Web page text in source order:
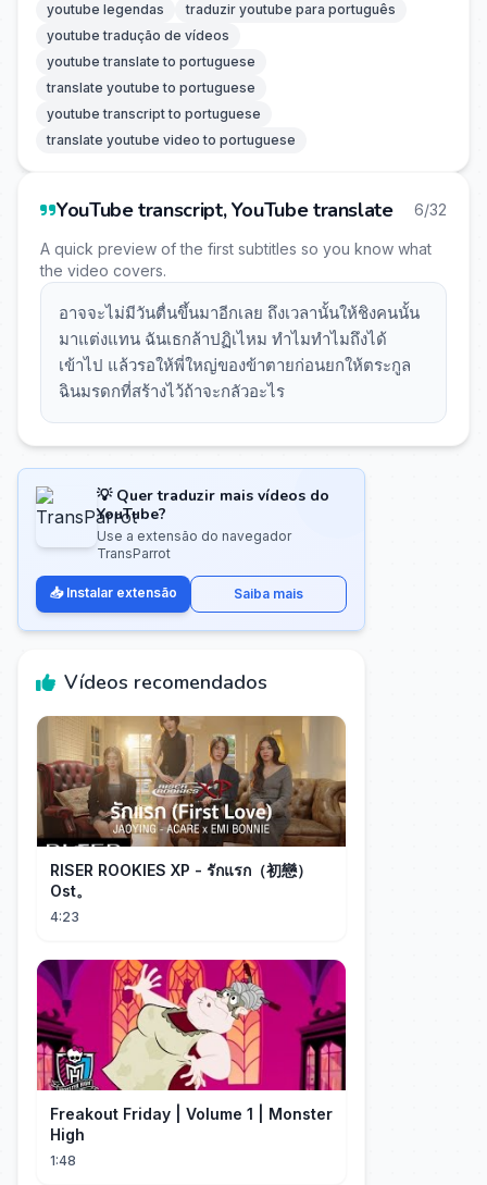
youtube legendas
traduzir youtube para português
youtube tradução de vídeos
youtube translate to portuguese
translate youtube to portuguese
youtube transcript to portuguese
translate youtube video to portuguese
YouTube transcript, YouTube translate 6/32
A quick preview of the first subtitles so you know what
the video covers.
อาจจะไม่มีวันตื่นขึ้นมาอีกเลย ถึงเวลานั้นให้ชิงคนนั้น
มาแต่งแทน ฉันเธกล้าปฏิเไหม ทำไมทำไมถึงได้
เข้าไป แล้วรอให้พี่ใหญ่ของข้าตายก่อนยกให้ตระกูล
ฉินมรดกที่สร้างไว้ถ้าจะกลัวอะไร
💡 Quer traduzir mais vídeos do
YouTube?
Use a extensão do navegador
TransParrot
📥 Instalar extensão Saiba mais
Vídeos recomendados
RISER ROOKIES XP - รักแรก（初戀）
Ost。
4:23
Freakout Friday | Volume 1 | Monster
High
1:48